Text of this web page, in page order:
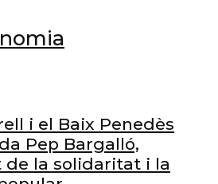
i el Baix Penedès
Pep Bargalló,
de la solidaritat i la